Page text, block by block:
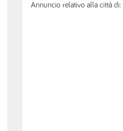
Annuncio relativo alla città di: